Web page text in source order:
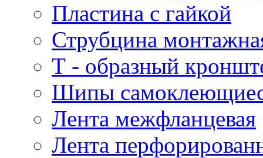
Пластина с гайкой
Струбцина
Т - образный
Шипы
Лента межфланцевая
Лента